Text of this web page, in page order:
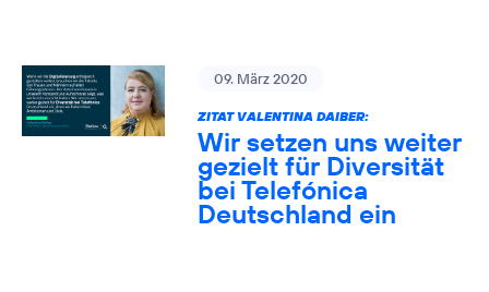
09. März 2020
ZITAT VALENTINA DAIBER:
Wir setzen uns weiter
gezielt für Diversität
bei Telefónica
Deutschland ein